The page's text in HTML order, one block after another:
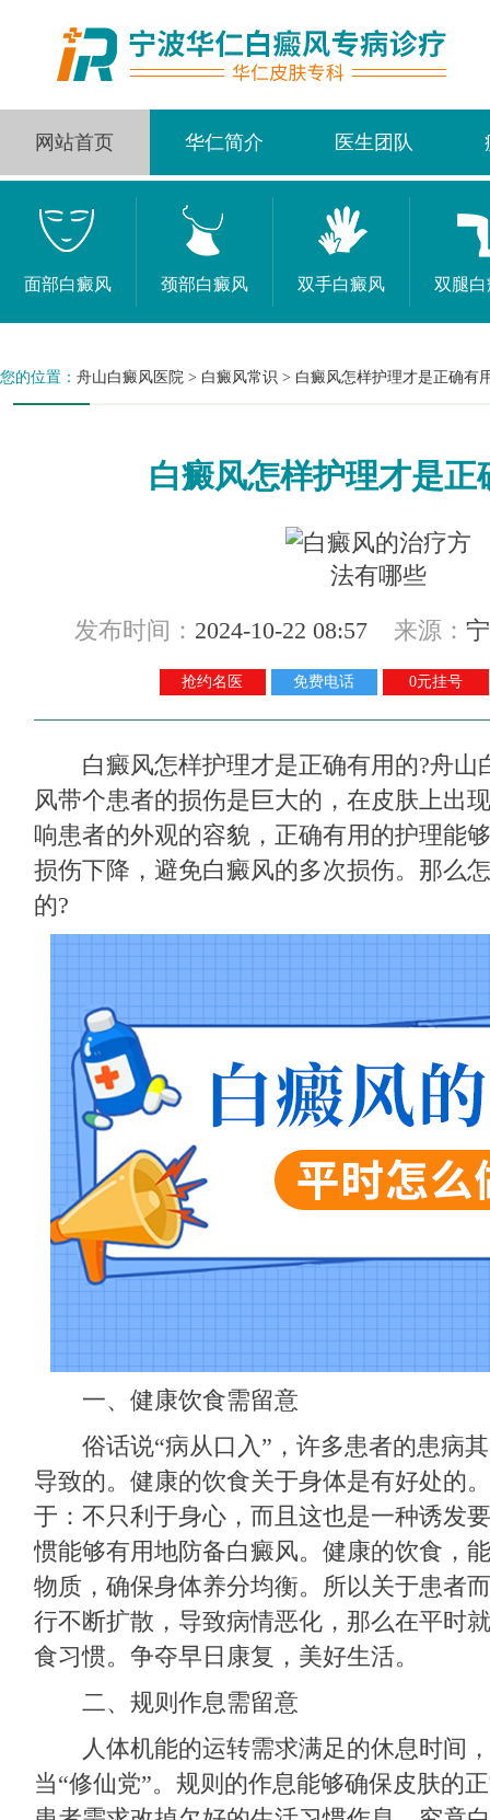
网站首页 华仁简介 医生团队
面部白癜风 颈部白癜风 双手白癜风 双腿
您的位置： 舟山白癜风医院 > 白癜风常识 > 白癜风怎样护理才是正确有
白癜风怎样护理才是正
发布时间： 2024-10-22 08:57 来源：
抢约名医 免费电话 0元挂号
白癜风怎样护理才是正确有用的?舟山
风带个患者的损伤是巨大的，在皮肤上出
响患者的外观的容貌，正确有用的护理能
损伤下降，避免白癜风的多次损伤。那么
的?
一、健康饮食需留意
俗话说“病从口入”，许多患者的患病其
导致的。健康的饮食关于身体是有好处的
于：不只利于身心，而且这也是一种诱发
惯能够有用地防备白癜风。健康的饮食，
物质，确保身体养分均衡。所以关于患者
行不断扩散，导致病情恶化，那么在平时
食习惯。争夺早日康复，美好生活。
二、规则作息需留意
人体机能的运转需求满足的休息时间，
当“修仙党”。规则的作息能够确保皮肤的